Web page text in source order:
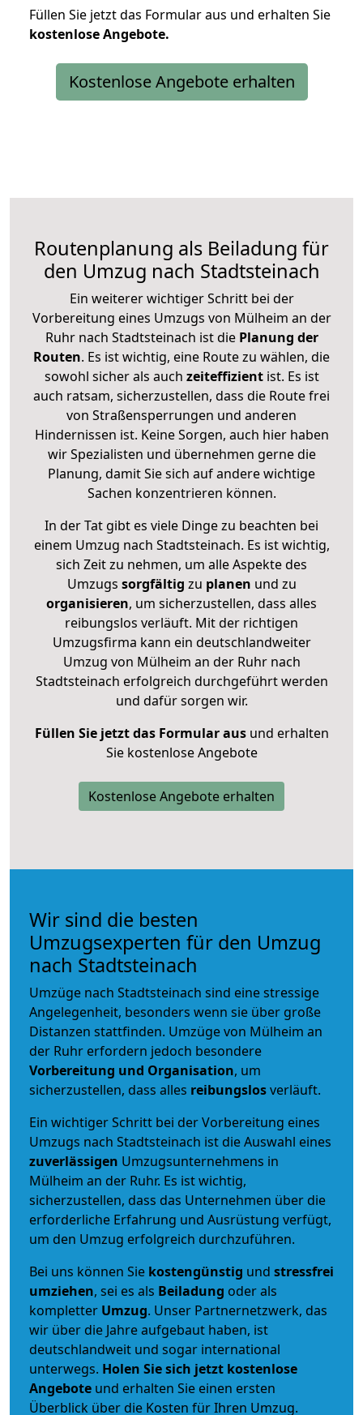
Füllen Sie jetzt das Formular aus und erhalten Sie
kostenloseAngebote.
Kostenlose Angebote erhalten
Routenplanung als Beiladung für
den Umzug nach Stadtsteinach
Ein weiterer wichtiger Schritt bei der
Vorbereitung eines Umzugs von Mülheim an der
Ruhr nach Stadtsteinach ist diePlanung der
Routen. Es ist wichtig, eine Route zu wählen, die
sowohl sicher als auch zeiteffizientist. Es ist
auch ratsam, sicherzustellen, dass die Route frei
von Straßensperrungen und anderen
Hindernissen ist. Keine Sorgen, auch hier haben
wir Spezialisten und übernehmen gerne die
Planung, damit Sie sich auf andere wichtige
Sachen konzentrieren können.
In der Tat gibt es viele Dinge zu beachten bei
einem Umzug nach Stadtsteinach. Es ist wichtig,
sich Zeit zu nehmen, um alle Aspekte des
Umzugs sorgfältig zu planen und zu
organisieren, um sicherzustellen, dass alles
reibungslos verläuft. Mit der richtigen
Umzugsfirma kann ein deutschlandweiter
Umzug von Mülheim an der Ruhr nach
Stadtsteinach erfolgreich durchgeführt werden
und dafür sorgen wir.
Füllen Sie jetzt das Formular ausund erhalten
Sie kostenlose Angebote
Kostenlose Angebote erhalten
Wir sind die besten
Umzugsexperten für den Umzug
nach Stadtsteinach
Umzüge nach Stadtsteinach sind eine stressige
Angelegenheit, besonders wenn sie über große
Distanzen stattfinden. Umzüge von Mülheim an
der Ruhr erfordern jedoch besondere
Vorbereitung und Organisation, um
sicherzustellen, dass alles reibungslosverläuft.
Ein wichtiger Schritt bei der Vorbereitung eines
Umzugs nach Stadtsteinach ist die Auswahl eines
zuverlässigen Umzugsunternehmens in
Mülheim an der Ruhr. Es ist wichtig,
sicherzustellen, dass das Unternehmen über die
erforderliche Erfahrung und Ausrüstung verfügt,
um den Umzug erfolgreich durchzuführen.
Bei uns können Sie kostengünstig und stressfrei
umziehen, sei es als Beiladung oder als
kompletter Umzug. Unser Partnernetzwerk, das
wir über die Jahre aufgebaut haben, ist
deutschlandweit und sogar international
unterwegs. Holen Sie sich jetzt kostenlose
Angebote und erhalten Sie einen ersten
Überblick über die Kosten für Ihren Umzug.